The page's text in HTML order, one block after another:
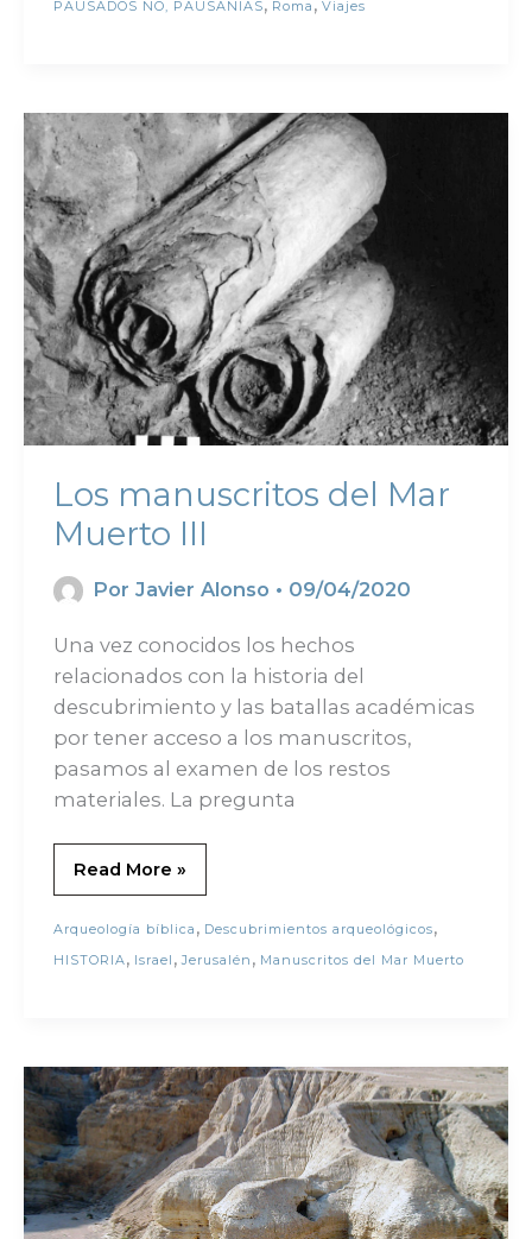
PAUSADOS NO, PAUSANIAS Roma Viajes
Los manuscritos del Mar
Muerto III
Por Javier Alonso • 09/04/2020
Una vez conocidos los hechos
relacionados con la historia del
descubrimiento y las batallas académicas
por tener acceso a los manuscritos,
pasamos al examen de los restos
materiales. La pregunta
Read More »
Arqueología bíblica , Descubrimientos arqueológicos,
HISTORIA, Israel ,Jerusalén , Manuscritos del Mar Muerto